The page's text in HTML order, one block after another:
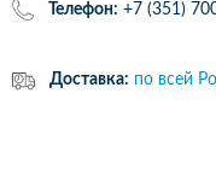
Телефон: +7 (351)
Доставка: по всей